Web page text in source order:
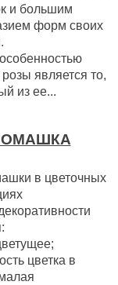
и большим
форм своих
розы является то,
из ее...
в цветочных
цветка в